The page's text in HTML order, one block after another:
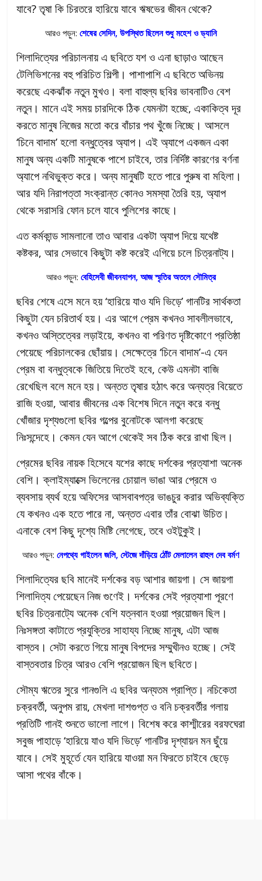
যাবে? তৃষা কি চিরতরে হারিয়ে যাবে ঋষভের জীবন থেকে?
আরও পড়ুন: শেষের সেদিন, উপস্থিত ছিলেন শুধু মহেশ ও ড্যানি
শিলাদিত্যের পরিচালনায় এ ছবিতে যশ ও এনা ছাড়াও আছেন
টেলিভিশনের বহু পরিচিত শিল্পী। পাশাপাশি এ ছবিতে অভিনয়
করেছে একঝাঁক নতুন মুখও। বলা বাহুল্য ছবির ভাবনাটিও বেশ
নতুন। মানে এই সময় চারদিকে ঠিক যেমনটা হচ্ছে, একাকিত্ব দূর
করতে মানুষ নিজের মতো করে বাঁচার পথ খুঁজে নিচ্ছে। আসলে
‘চিনে বাদাম’ হলো বন্ধুত্বের অ্যাপ। এই অ্যাপে একজন একা
মানুষ অন্য একটি মানুষকে পাশে চাইবে, তার নির্দিষ্ট কারণের বর্ণনা
অ্যাপে নথিভুক্ত করে। অন্য মানুষটি হতে পারে পুরুষ বা মহিলা।
আর যদি নিরাপত্তা সংক্রান্ত কোনও সমস্যা তৈরি হয়, অ্যাপ
থেকে সরাসরি ফোন চলে যাবে পুলিশের কাছে।
এত কর্মকান্ড সামলানো তাও আবার একটা অ্যাপ দিয়ে যথেষ্ট
কষ্টকর, আর সেভাবে কিছুটা কষ্ট করেই এগিয়ে চলে চিত্রনাট্য।
আরও পড়ুন: বেহিসেবী জীবনযাপন, আজ স্মৃতির অতলে সৌমিত্র
ছবির শেষে এসে মনে হয় ‘হারিয়ে যাও যদি ভিড়ে’ গানটির সার্থকতা
কিছুটা যেন চরিতার্থ হয়। এর আগে প্রেম কখনও সাবলীলভাবে,
কখনও অস্তিত্বের লড়াইয়ে, কখনও বা পরিণত দৃষ্টিকোণে প্রতিষ্ঠা
পেয়েছে পরিচালকের ছোঁয়ায়। সেক্ষেত্রে ‘চিনে বাদাম’-এ যেন
প্রেম বা বন্ধুত্বকে জিতিয়ে দিতেই হবে, কেউ এমনটা বাজি
রেখেছিল বলে মনে হয়। অন্তত তৃষার হঠাৎ করে অন্যত্র বিয়েতে
রাজি হওয়া, আবার জীবনের এক বিশেষ দিনে নতুন করে বন্ধু
খোঁজার দৃশ্যগুলো ছবির গল্পের বুনোটকে আলগা করেছে
নিঃসন্দেহে। কেমন যেন আগে থেকেই সব ঠিক করে রাখা ছিল।
প্রেমের ছবির নায়ক হিসেবে যশের কাছে দর্শকের প্রত্যাশা অনেক
বেশি। ক্লাইম্যাক্সে ভিলেনের চোয়াল ভাঙা আর প্রেমে ও
ব্যবসায় ব্যর্থ হয়ে অফিসের আসবাবপত্র ভাঙচুর করার অভিব্যক্তি
যে কখনও এক হতে পারে না, অন্তত এবার তাঁর বোঝা উচিত।
এনাকে বেশ কিছু দৃশ্যে মিষ্টি লেগেছে, তবে ওইটুকুই।
আরও পড়ুন:নেপথ্যে গাইলেন জলি, স্টেজে দাঁড়িয়ে ঠোঁট মেলালেন রাহুল দেব বর্মণ
শিলাদিত্যের ছবি মানেই দর্শকের বড় আশার জায়গা। সে জায়গা
শিলাদিত্য পেয়েছেন নিজ গুণেই। দর্শকের সেই প্রত্যাশা পূরণে
ছবির চিত্রনাট্যে অনেক বেশি যত্নবান হওয়া প্রয়োজন ছিল।
নিঃসঙ্গতা কাটাতে প্রযুক্তির সাহায্য নিচ্ছে মানুষ, এটা আজ
বাস্তব। সেটা করতে গিয়ে মানুষ বিপদের সম্মুখীনও হচ্ছে। সেই
বাস্তবতার চিত্র আরও বেশি প্রয়োজন ছিল ছবিতে।
সৌম্য ঋতের সুরে গানগুলি এ ছবির অন্যতম প্রাপ্তি। নচিকেতা
চক্রবর্তী, অনুপম রায়, মেখলা দাশগুপ্ত ও বনি চক্রবর্তীর গলায়
প্রতিটি গানই শুনতে ভালো লাগে। বিশেষ করে কাশ্মীরের বরফঘেরা
সবুজ পাহাড়ে ‘হারিয়ে যাও যদি ভিড়ে’ গানটির দৃশ্যায়ন মন ছুঁয়ে
যাবে। সেই মুহূর্তে যেন হারিয়ে যাওয়া মন ফিরতে চাইবে ছেড়ে
আসা পথের বাঁকে।